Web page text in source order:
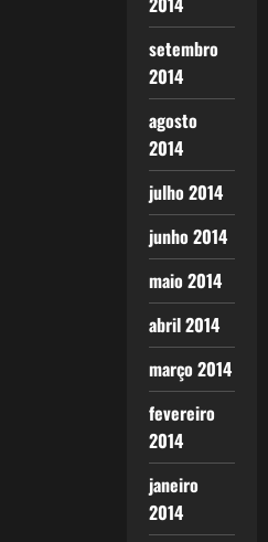
setembro
2014
agosto
2014
julho 2014
junho 2014
maio 2014
abril 2014
março 2014
fevereiro
2014
janeiro
2014